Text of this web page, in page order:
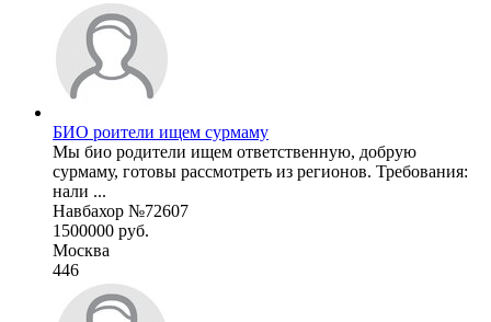
БИО роители ищем сурмаму
Мы био родители ищем ответственную, добрую
сурмаму, готовы рассмотреть из регионов. Требования:
нали ...
Навбахор №72607
1500000 руб.
Москва
446